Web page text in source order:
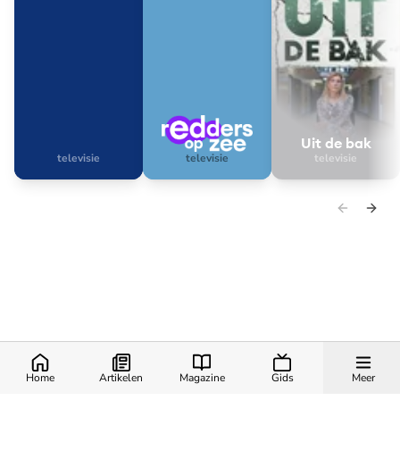
televisie
Rachel valt binnen
televisie
Redders op zee
televisie
Uit de bak
Home Artikelen Magazine Gids Meer